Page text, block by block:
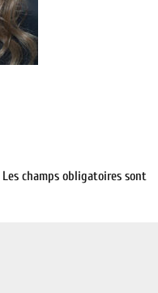
Les champs obligatoires sont